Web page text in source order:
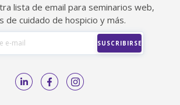
lista de email para seminarios web,
de cuidado de hospicio y más.